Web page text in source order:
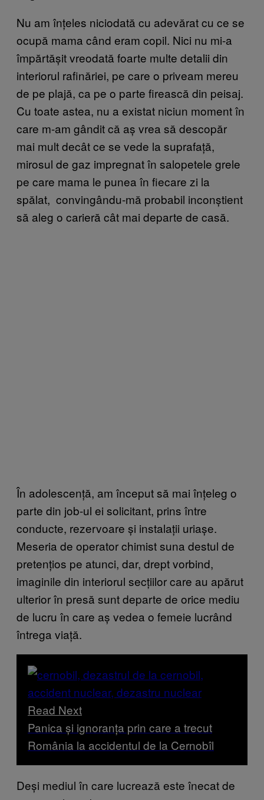
Nu am înțeles niciodată cu adevărat cu ce se
ocupă mama când eram copil. Nici nu mi-a
împărtășit vreodată foarte multe detalii din
interiorul rafinăriei, pe care o priveam mereu
de pe plajă, ca pe o parte firească din peisaj.
Cu toate astea, nu a existat niciun moment în
care m-am gândit că aș vrea să descopăr
mai mult decât ce se vede la suprafață,
mirosul de gaz impregnat în salopetele grele
pe care mama le punea în fiecare zi la
spălat, convingându-mă probabil inconștient
să aleg o carieră cât mai departe de casă.
În adolescență, am început să mai înțeleg o
parte din job-ul ei solicitant, prins între
conducte, rezervoare și instalații uriașe.
Meseria de operator chimist suna destul de
pretențios pe atunci, dar, drept vorbind,
imaginile din interiorul secțiilor care au apărut
ulterior în presă sunt departe de orice mediu
de lucru în care aș vedea o femeie lucrând
întrega viață.
Read Next
Panica și ignoranța prin care a trecut
România la accidentul de la Cernobîl
Deși mediul în care lucrează este înecat de